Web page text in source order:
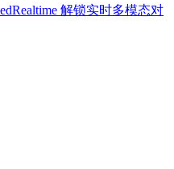
解锁实时多模态对